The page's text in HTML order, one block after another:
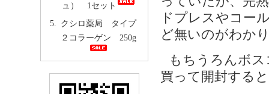
ドプレスやコー
ど無いのがわか
もちうろんボ
買って開封する
ュ） 1セット
クシロ薬局 タイプ
２コラーゲン 250g